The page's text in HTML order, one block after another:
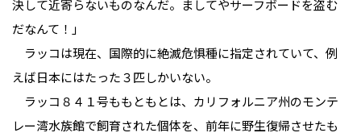
決して近寄らないものなんだ。ましてやサーフボードを盗む
だなんて！」
ラッコは現在、国際的に絶滅危惧種に指定されていて、例
えば日本にはたった３匹しかいない。
ラッコ８４１号ももともとは、カリフォルニア州のモンテ
レー湾水族館で飼育された個体を、前年に野生復帰させたも